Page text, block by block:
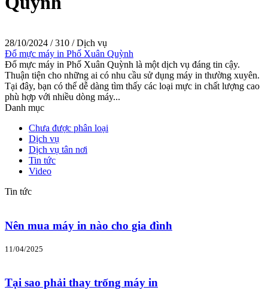
28/10/2024 /310 /Dịch vụ
Đổ mực máy in Phố Xuân Quỳnh
Đổ mực máy in Phố Xuân Quỳnh là một dịch vụ đáng tin cậy.
Thuận tiện cho những ai có nhu cầu sử dụng máy in thường xuyên.
Tại đây, bạn có thể dễ dàng tìm thấy các loại mực in chất lượng cao
phù hợp với nhiều dòng máy...
Danh mục
Chưa được phân loại
Dịch vụ
Dịch vụ tân nơi
Tin tức
Video
Tin tức
Nên mua máy in nào cho gia đình
11/04/2025
Tại sao phải thay trống máy in